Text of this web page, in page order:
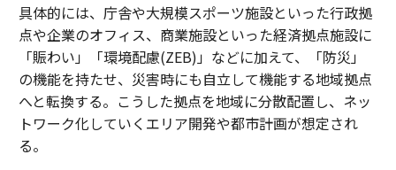
具体的には、庁舎や大規模スポーツ施設といった行政拠
点や企業のオフィス、商業施設といった経済拠点施設に
「賑わい」「環境配慮(ZEB)」などに加えて、「防災」
の機能を持たせ、災害時にも自立して機能する地域拠点
へと転換する。こうした拠点を地域に分散配置し、ネッ
トワーク化していくエリア開発や都市計画が想定され
る。